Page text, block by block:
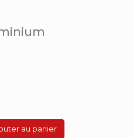
au panier